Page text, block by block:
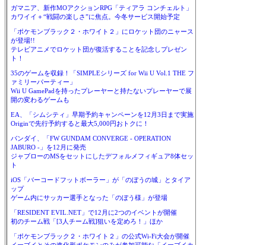
ガマニア、新作MOアクションRPG「ティアラ コンチェルト」
カワイイ＋“戦闘の楽しさ”に焦点。今冬サービス開始予定
「ポケモンブラック２・ホワイト２」にロケット団のニャース
が登場!!
テレビアニメでロケット団が復活することを記念しプレゼン
ト！
35のゲームを収録！「SIMPLEシリーズ for Wii U Vol.1 THE フ
ァミリーパーティー」
Wii U GamePadを持ったプレーヤーと持たないプレーヤーで展
開の変わるゲームも
EA、「シムシティ」早期予約キャンペーンを12月3日まで実施
Originで先行予約すると最大5,000円おトクに！
バンダイ、「FW GUNDAM CONVERGE - OPERATION
JABURO -」を12月に発売
ジャブローのMSをセットにしたデフォルメフィギュア8体セッ
ト
iOS「バーコードフットボーラー」が「のぼうの城」とタイア
ップ
ゲーム内にサッカー選手となった「のぼう様」が登場
「RESIDENT EVIL.NET」で12月に2つのイベントが開催
初のチーム戦「[3人チーム戦]狙いを定めろ！」ほか
「ポケモンブラック２・ホワイト２」の公式Wi-Fi大会が開催